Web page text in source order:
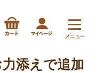
メニュー
添えで追加